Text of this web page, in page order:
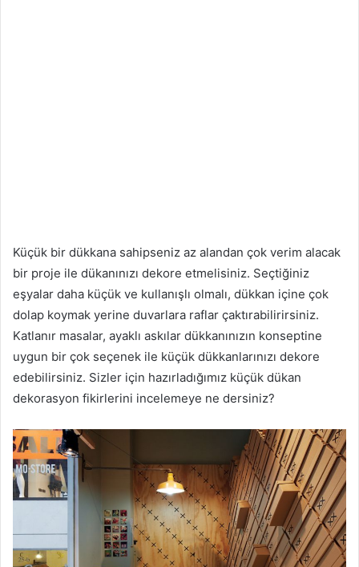
Küçük bir dükkana sahipseniz az alandan çok verim alacak
bir proje ile dükanınızı dekore etmelisiniz. Seçtiğiniz
eşyalar daha küçük ve kullanışlı olmalı, dükkan içine çok
dolap koymak yerine duvarlara raflar çaktırabilirirsiniz.
Katlanır masalar, ayaklı askılar dükkanınızın konseptine
uygun bir çok seçenek ile küçük dükkanlarınızı dekore
edebilirsiniz. Sizler için hazırladığımız küçük dükan
dekorasyon fikirlerini incelemeye ne dersiniz?